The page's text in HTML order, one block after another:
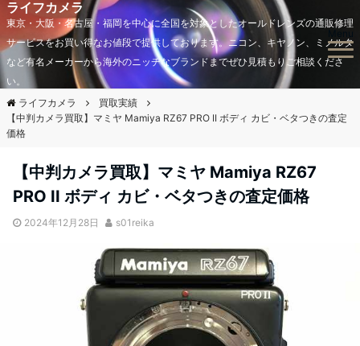
ライフカメラ
東京・大阪・名古屋・福岡を中心に全国を対象としたオールドレンズの通販修理
サービスをお買い得なお値段で提供しております。ニコン、キヤノン、ミノルタ
など有名メーカーから海外のニッチなブランドまでぜひ見積もりご相談くださ
い。
ライフカメラ
買取実績
【中判カメラ買取】マミヤ Mamiya RZ67 PRO II ボディ カビ・ベタつきの査定
価格
【中判カメラ買取】マミヤ Mamiya RZ67
PRO II ボディ カビ・ベタつきの査定価格
2024年12月28日 s01reika